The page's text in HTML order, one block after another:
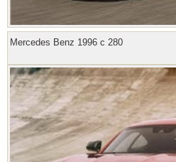
Mercedes Benz 1996 с 280